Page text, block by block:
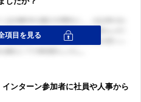
ンターン参加者に社員や人事から